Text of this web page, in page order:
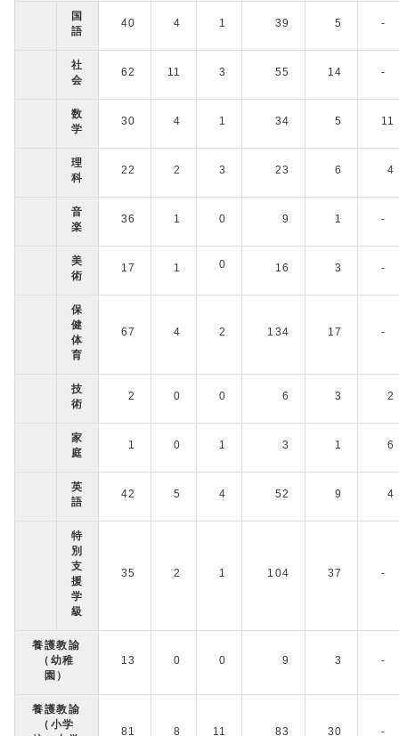
国
語
40 4 1 39 5 -
社
会
62 11 3 55 14 -
数
学
30 4 1 34 5 11
理
科
22 2 3 23 6 4
音
楽
36 1 0 9 1 -
美
術
17 1 0 16 3 -
保
健
体
育
67 4 2 134 17 -
技
術
2 0 0 6 3 2
家
庭
1 0 1 3 1 6
英
語
42 5 4 52 9 4
特
別
支
援
学
級
35 2 1 104 37 -
養護教諭
（幼稚
園）
13 0 0 9 3 -
養護教諭
（小学
81 8 11 83 30 -